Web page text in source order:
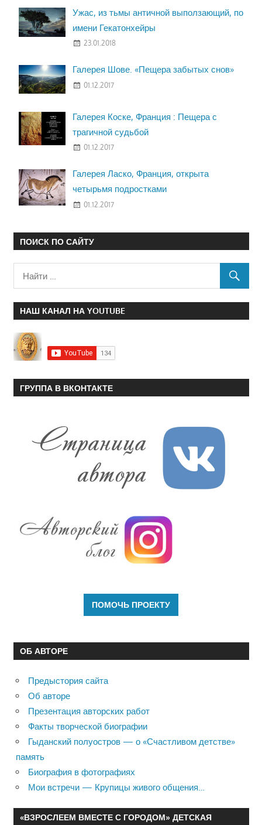
Ужас, из тьмы античной выползающий, по
имени Гекатонхейры
23.01.2018
Галерея Шове. «Пещера забытых снов»
01.12.2017
Галерея Коске, Франция : Пещера с
трагичной судьбой
01.12.2017
Галерея Ласко, Франция, открыта
четырьмя подростками
01.12.2017
ПОИСК ПО САЙТУ
НАШ КАНАЛ НА YOUTUBE
ГРУППА В ВКОНТАКТЕ
ОБ АВТОРЕ
Предыстория сайта
Об авторе
Презентация авторских работ
Факты творческой биографии
Гыданский полуостров — о «Счастливом детстве»
память
Биография в фотографиях
Мои встречи — Крупицы живого общения…
«ВЗРОСЛЕЕМ ВМЕСТЕ С ГОРОДОМ» ДЕТСКАЯ